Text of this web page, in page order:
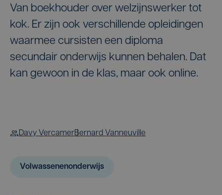
Van boekhouder over welzijnswerker tot
kok. Er zijn ook verschillende opleidingen
waarmee cursisten een diploma
secundair onderwijs kunnen behalen. Dat
kan gewoon in de klas, maar ook online.
Davy VercamerBernard Vanneuville
Volwassenenonderwijs